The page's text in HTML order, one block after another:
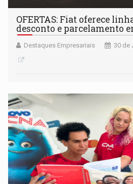
OFERTAS: Fiat oferece
desconto e parcelamento
Destaques Empresariais 30 de